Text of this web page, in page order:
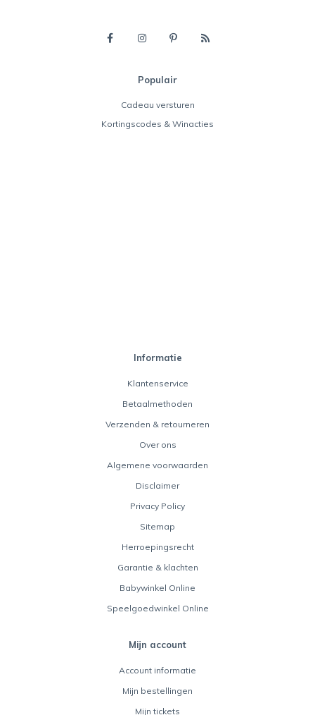
Populair
Cadeau versturen
Kortingscodes & Winacties
Informatie
Klantenservice
Betaalmethoden
Verzenden & retourneren
Over ons
Algemene voorwaarden
Disclaimer
Privacy Policy
Sitemap
Herroepingsrecht
Garantie & klachten
Babywinkel Online
Speelgoedwinkel Online
Mijn account
Account informatie
Mijn bestellingen
Mijn tickets